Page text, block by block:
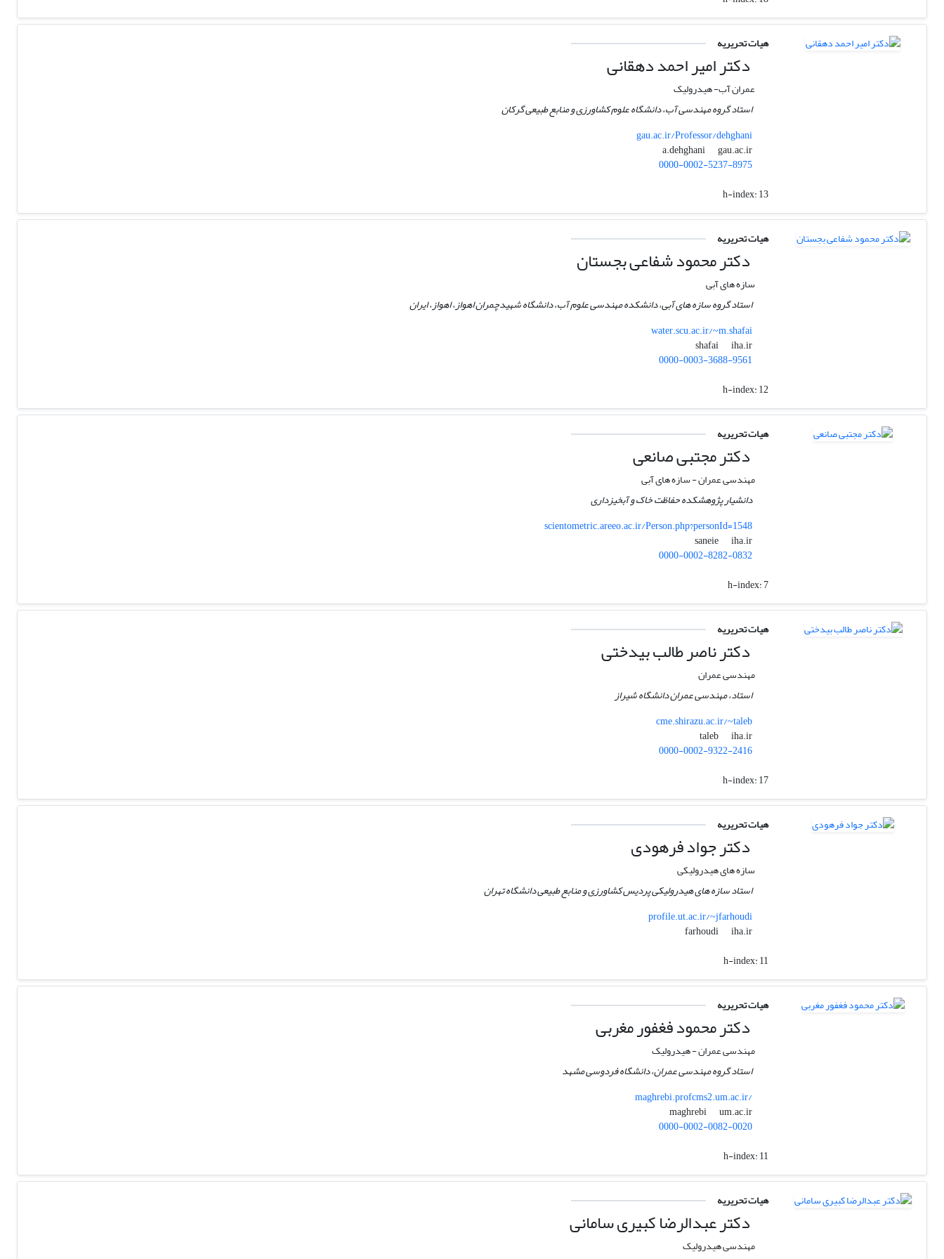
هیات تحریریه
دکتر امیر احمد دهقانی
عمران آب- هیدرولیک
استاد گروه مهندسی آب، دانشگاه علوم کشاورزی و منابع طبیعی گرکان
gau.ac.ir/Professor/dehghani
a.dehghani
gau.ac.ir
0000-0002-5237-8975
h-index:13
هیات تحریریه
دکتر محمود شفاعی بجستان
سازه های آبی
استاد گروه سازه های آبی، دانشکده مهندسی علوم آب، دانشگاه شهیدچمران اهواز، اهواز، ایران
water.scu.ac.ir/~m.shafai
shafai
iha.ir
0000-0003-3688-9561
h-index:12
هیات تحریریه
دکتر مجتبی صانعی
مهندسی عمران - سازه های آبی
دانشیار پژوهشکده حفاظت خاک و آبخیزداری
scientometric.areeo.ac.ir/Person.php?personId=1548
saneie
iha.ir
0000-0002-8282-0832
h-index:7
هیات تحریریه
دکتر ناصر طالب بیدختی
مهندسی عمران
استاد، مهندسی عمران دانشگاه شیراز
cme.shirazu.ac.ir/~taleb
taleb
iha.ir
0000-0002-9322-2416
h-index:17
هیات تحریریه
دکتر جواد فرهودی
سازه های هیدرولیکی
استاد سازه های هیدرولیکی پردیس کشاورزی و منابع طبیعی دانشگاه تهران
profile.ut.ac.ir/~jfarhoudi
farhoudi
iha.ir
h-index:11
هیات تحریریه
دکتر محمود فغفور مغربی
مهندسی عمران - هیدرولیک
استاد گروه مهندسی عمران، دانشگاه فردوسی مشهد
maghrebi.profcms2.um.ac.ir/
maghrebi
um.ac.ir
0000-0002-0082-0020
h-index:11
هیات تحریریه
دکتر عبدالرضا کبیری سامانی
مهندسی هیدرولیک